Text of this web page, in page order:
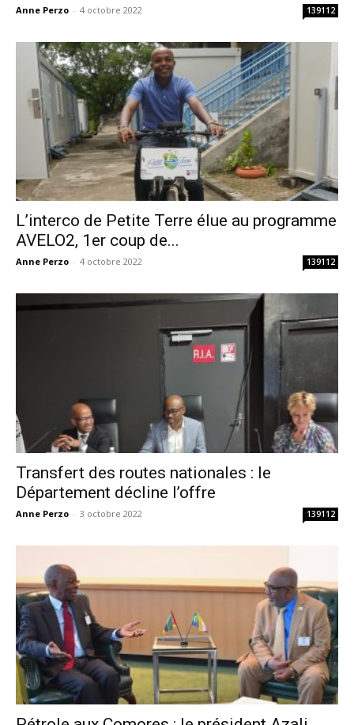
Anne Perzo - 4 octobre 2022 139112
L’interco de Petite Terre élue au programme
AVELO2, 1er coup de...
Anne Perzo - 4 octobre 2022 139112
Transfert des routes nationales : le
Département décline l’offre
Anne Perzo - 3 octobre 2022 139112